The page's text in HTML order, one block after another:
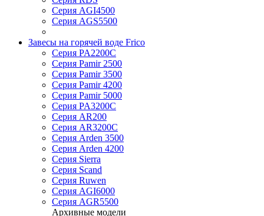
Серия AGI4500
Серия AGS5500
Завесы на горячей воде Frico
Серия PA2200C
Серия Pamir 2500
Серия Pamir 3500
Серия Pamir 4200
Серия Pamir 5000
Серия PA3200C
Серия AR200
Серия AR3200C
Серия Arden 3500
Серия Arden 4200
Серия Sierra
Серия Scand
Серия Ruwen
Серия AGI6000
Серия AGR5500
Архивные модели